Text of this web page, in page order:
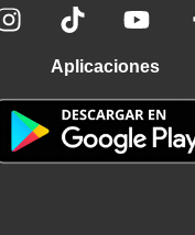
Aplicaciones